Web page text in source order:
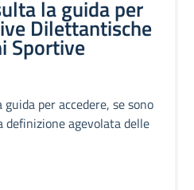
la guida per
Dilettantische
Sportive
per accedere, se sono
agevolata delle